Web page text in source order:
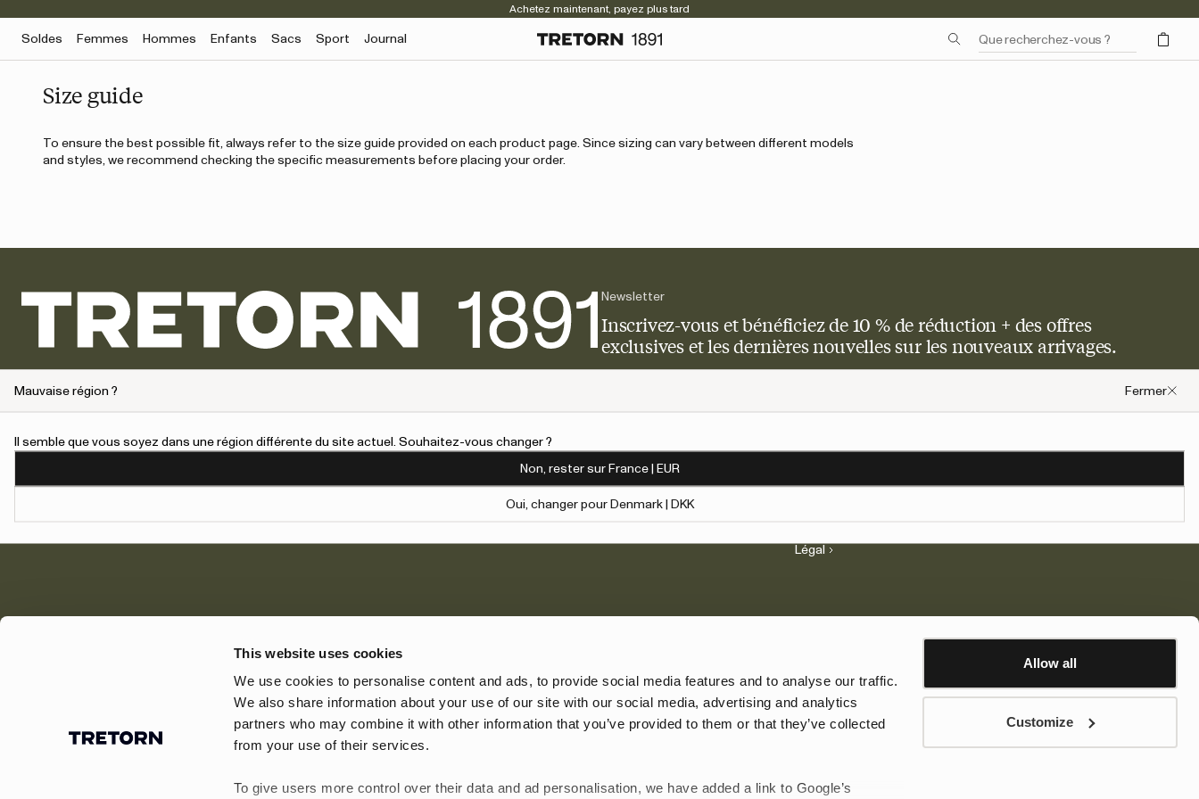
This website uses cookies
We use cookies to personalise content and ads, to provide social media features and to analyse our traffic.
We also share information about your use of our site with our social media, advertising and analytics
partners who may combine it with other information that you’ve provided to them or that they’ve collected
from your use of their services.
To give users more control over their data and ad personalisation, we have added a link to Google’s
Allow all
Customize
Achetez maintenant, payez plus tard
Soldes Femmes Hommes Enfants Sacs Sport Journal
Size guide
To ensure the best possible fit, always refer to the size guide provided on each product page. Since sizing can vary between different models
and styles, we recommend checking the specific measurements before placing your order.
Newsletter
Inscrivez-vous et bénéficiez de 10 % de réduction + des offres
exclusives et les dernières nouvelles sur les nouveaux arrivages.
Notre héritage
Journals
FAQs
Légal
Instagram
Expédition
Emplacement
France | EUR
Droits d’auteur
Mauvaise région ? Fermer
Il semble que vous soyez dans une région différente du site actuel. Souhaitez-vous changer ?
Non, rester sur France | EUR
Oui, changer pour Denmark | DKK